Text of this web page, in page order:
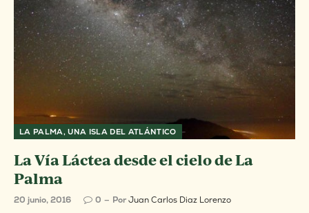
LA PALMA, UNA ISLA DEL ATLÁNTICO
La Vía Láctea desde el cielo de La
Palma
20 junio, 2016 0 PorJuan Carlos Diaz Lorenzo